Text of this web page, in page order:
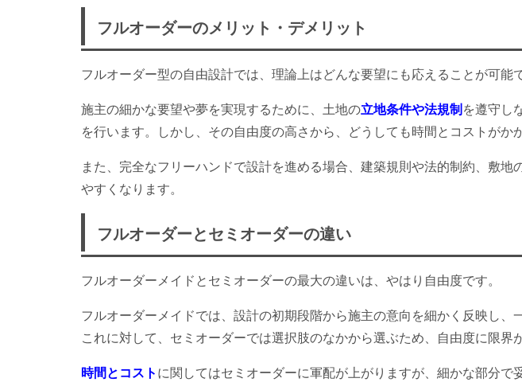
フルオーダーのメリット・デメリット
フルオーダー型の自由設計では、理論上はどんな要望にも応えることが可能
施主の細かな要望や夢を実現するために、土地の立地条件や法規制 を遵守し
を行います。しかし、その自由度の高さから、どうしても時間とコストがか
また、完全なフリーハンドで設計を進める場合、建築規則や法的制約、敷地
やすくなります。
フルオーダーとセミオーダーの違い
フルオーダーメイドとセミオーダーの最大の違いは、やはり自由度です。
フルオーダーメイドでは、設計の初期段階から施主の意向を細かく反映し、
これに対して、セミオーダーでは選択肢のなかから選ぶため、自由度に限界
時間とコスト に関してはセミオーダーに軍配が上がりますが、細かな部分で